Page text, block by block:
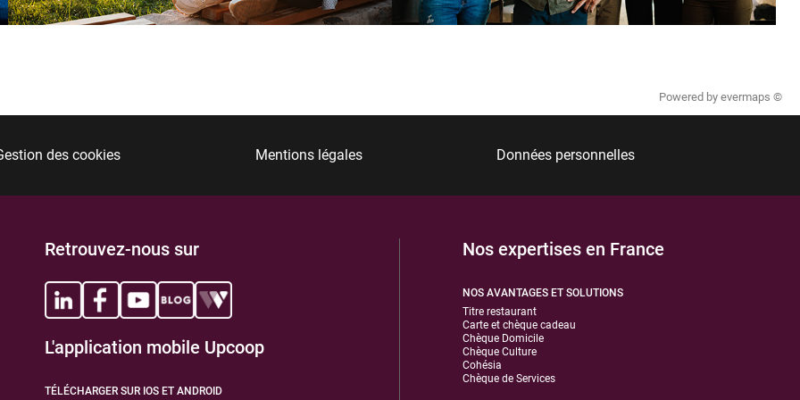
Powered by evermaps ©
des cookies Mentions légales Données personnelles
Retrouvez-nous sur
L'application mobile Upcoop
TÉLÉCHARGER SUR IOS ET ANDROID
Nos expertises en France
NOS AVANTAGES ET SOLUTIONS
Titre restaurant
Carte et chèque cadeau
Chèque Domicile
Chèque Culture
Cohésia
Chèque de Services